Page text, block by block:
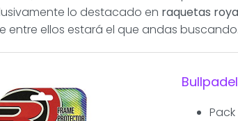
lo destacado en raquetas
entre ellos estará el que andas
Pack